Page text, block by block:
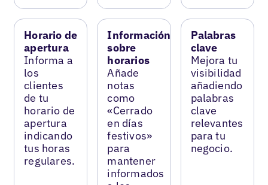
Horario de
apertura
Informa a
los
clientes
de tu
horario de
apertura
indicando
tus horas
regulares.
Información
sobre
horarios
Añade
notas
como
«Cerrado
en días
festivos»
para
mantener
informados
Palabras
clave
Mejora tu
visibilidad
añadiendo
palabras
clave
relevantes
para tu
negocio.